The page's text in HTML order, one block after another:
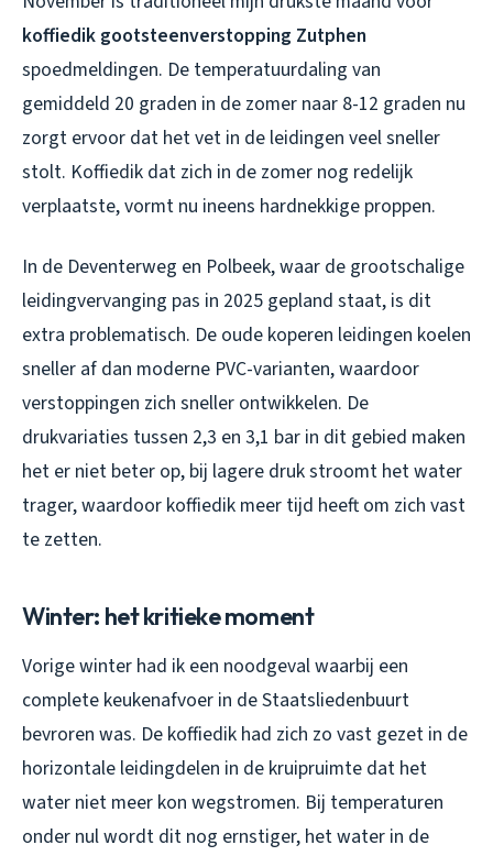
koffiedik gootsteenverstopping Zutphen
spoedmeldingen. De temperatuurdaling van
gemiddeld 20 graden in de zomer naar 8-12 graden nu
zorgt ervoor dat het vet in de leidingen veel sneller
stolt. Koffiedik dat zich in de zomer nog redelijk
verplaatste, vormt nu ineens hardnekkige proppen.
In de Deventerweg en Polbeek, waar de grootschalige
leidingvervanging pas in 2025 gepland staat, is dit
extra problematisch. De oude koperen leidingen koelen
sneller af dan moderne PVC-varianten, waardoor
verstoppingen zich sneller ontwikkelen. De
drukvariaties tussen 2,3 en 3,1 bar in dit gebied maken
het er niet beter op, bij lagere druk stroomt het water
trager, waardoor koffiedik meer tijd heeft om zich vast
te zetten.
Winter: het kritieke moment
Vorige winter had ik een noodgeval waarbij een
complete keukenafvoer in de Staatsliedenbuurt
bevroren was. De koffiedik had zich zo vast gezet in de
horizontale leidingdelen in de kruipruimte dat het
water niet meer kon wegstromen. Bij temperaturen
onder nul wordt dit nog ernstiger, het water in de